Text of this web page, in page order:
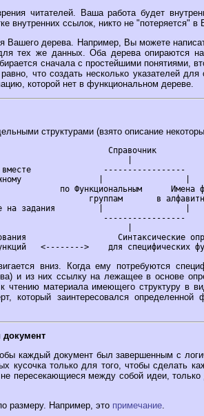
читателей. Ваша работа будет
внутренних ссылок, никто не "потеряется"
Вашего дерева. Например, Вы можете
тех же данных. Оба дерева опираются
сначала с простейшими понятиями,
что создать несколько указателей
которой нет в функциональном дереве.
структурами (взято описание
вниз. Когда ему потребуются
и из них ссылку на лежащее в основе
чтению материала имеющего структуру в
который заинтересовался определенной
каждый документ был завершенным с
кусочка только для того, чтобы сделать
пересекающиеся между собой идеи, только
размеру. Например, это примечание.